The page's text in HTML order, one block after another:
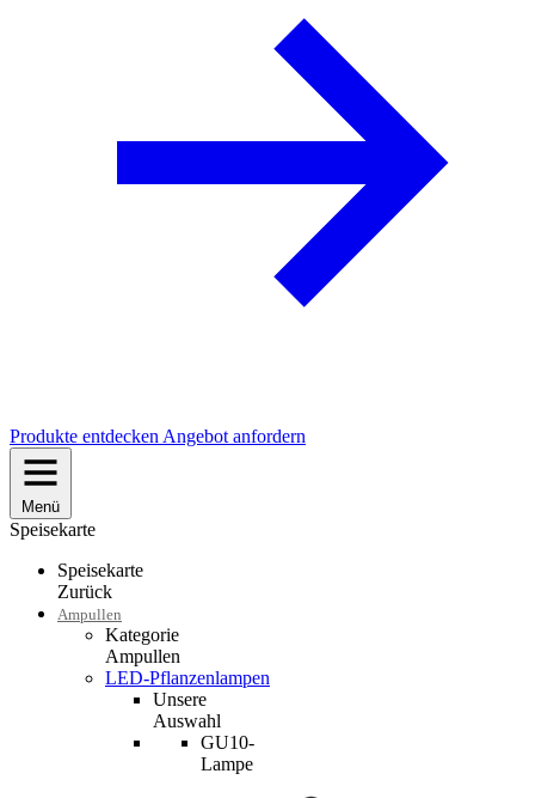
Produkte entdecken Angebot anfordern
Menü
Speisekarte
Speisekarte
Zurück
Ampullen
Kategorie
Ampullen
LED-Pflanzenlampen
Unsere
Auswahl
GU10-
Lampe